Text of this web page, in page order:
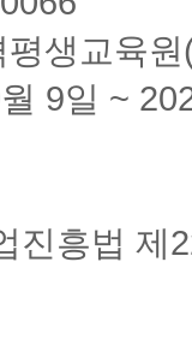
생교육
9일 ~
진흥법 제